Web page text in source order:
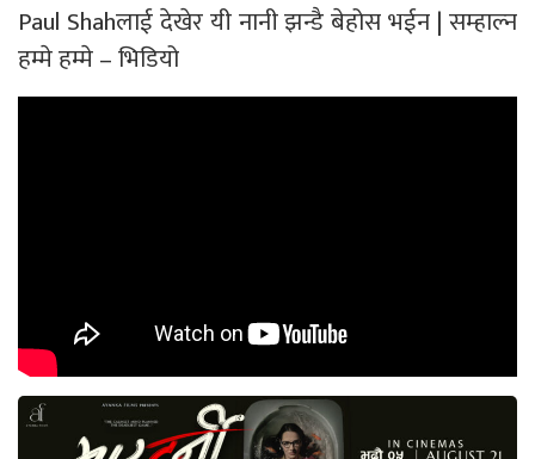
Paul Shahलाई देखेर यी नानी झन्डै बेहोस भईन | सम्हाल्न
हम्मे हम्मे – भिडियो